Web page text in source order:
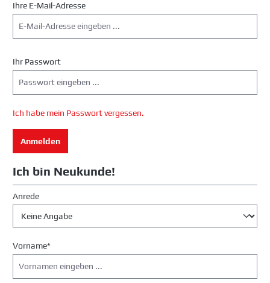
Ihre E-Mail-Adresse
Ihr Passwort
Ich habe mein Passwort vergessen.
Anmelden
Ich bin Neukunde!
Persönliche Informationen
Anrede
Vorname*